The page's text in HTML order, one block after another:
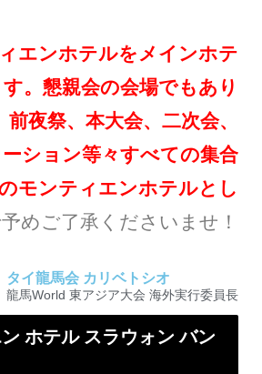
エンホテルをメインホテ
。懇親会の会場でもあり
夜祭、本大会、二次会、
ション等々すべての集合
モンティエンホテルとし
めご了承くださいませ！
タイ龍馬会 カリベトシオ
龍馬World 東アジア大会 海外実行委員長
ホテル スラウォン バン